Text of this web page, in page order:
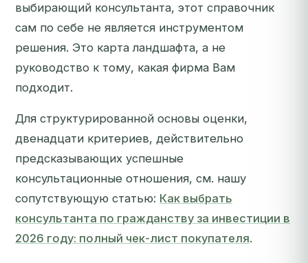
выбирающий консультанта, этот справочник
сам по себе не является инструментом
решения. Это карта ландшафта, а не
руководство к тому, какая фирма Вам
подходит.
Для структурированной основы оценки,
двенадцати критериев, действительно
предсказывающих успешные
консультационные отношения, см. нашу
сопутствующую статью: Как выбрать
консультанта по гражданству за инвестиции в
2026 году: полный чек-лист покупателя.